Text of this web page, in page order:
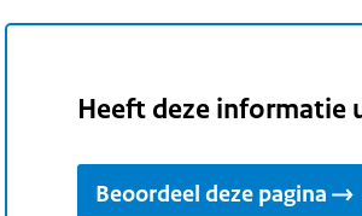
Heeft deze informatie
Beoordeel deze pagina